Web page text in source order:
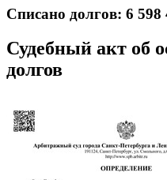
Списано долгов: 6 598
Судебный акт об
долгов